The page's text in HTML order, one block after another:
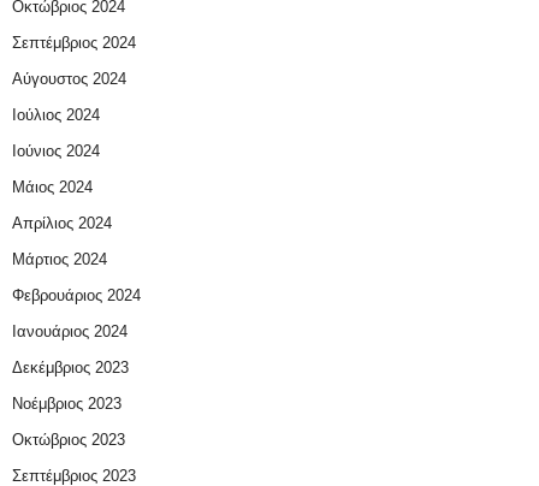
Οκτώβριος 2024
Σεπτέμβριος 2024
Αύγουστος 2024
Ιούλιος 2024
Ιούνιος 2024
Μάιος 2024
Απρίλιος 2024
Μάρτιος 2024
Φεβρουάριος 2024
Ιανουάριος 2024
Δεκέμβριος 2023
Νοέμβριος 2023
Οκτώβριος 2023
Σεπτέμβριος 2023